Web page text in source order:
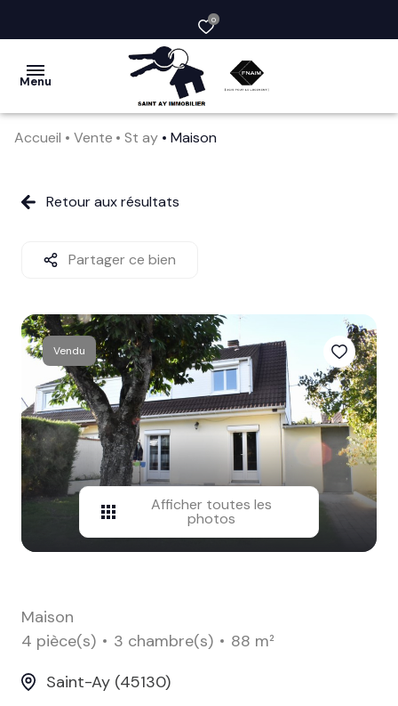
0
Menu
vendre
société
services
avis
clients
contact
Accueil Vente St ay Maison
Retour aux résultats
Partager ce bien
Vendu
Afficher toutes les
photos
Maison
4 pièce(s)
3 chambre(s)
88 m²
Saint-Ay (45130)